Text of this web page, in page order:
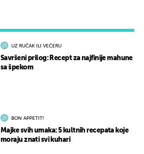
UZ RUČAK ILI VEČERU
Savršeni prilog: Recept za najfinije mahune
sa špekom
BON APPETIT!
Majke svih umaka: 5 kultnih recepata koje
moraju znati svi kuhari